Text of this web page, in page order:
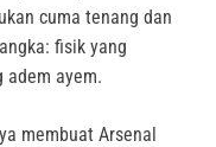
cuma tenang dan
fisik yang
adem ayem.
membuat Arsenal